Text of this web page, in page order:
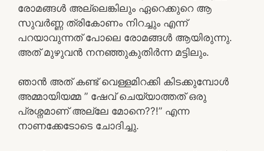
രോമങ്ങൾ അല്ലെങ്കിലും ഏറെക്കുറെ ആ
സുവർണ്ണ ത്രികോണം നിറച്ചും എന്ന്
പറയാവുന്നത് പോലെ രോമങ്ങൾ ആയിരുന്നു.
അത് മുഴുവൻ നനഞ്ഞുകുതിർന്ന മട്ടിലും.
ഞാൻ അത് കണ്ട് വെള്ളമിറക്കി കിടക്കുമ്പോൾ
അമ്മായിയമ്മ ” ഷേവ് ചെയ്യാത്തത് ഒരു
പ്രശ്നമാണ് അല്ലേ മോനെ??!” എന്ന
നാണക്കേടോടെ ചോദിച്ചു.